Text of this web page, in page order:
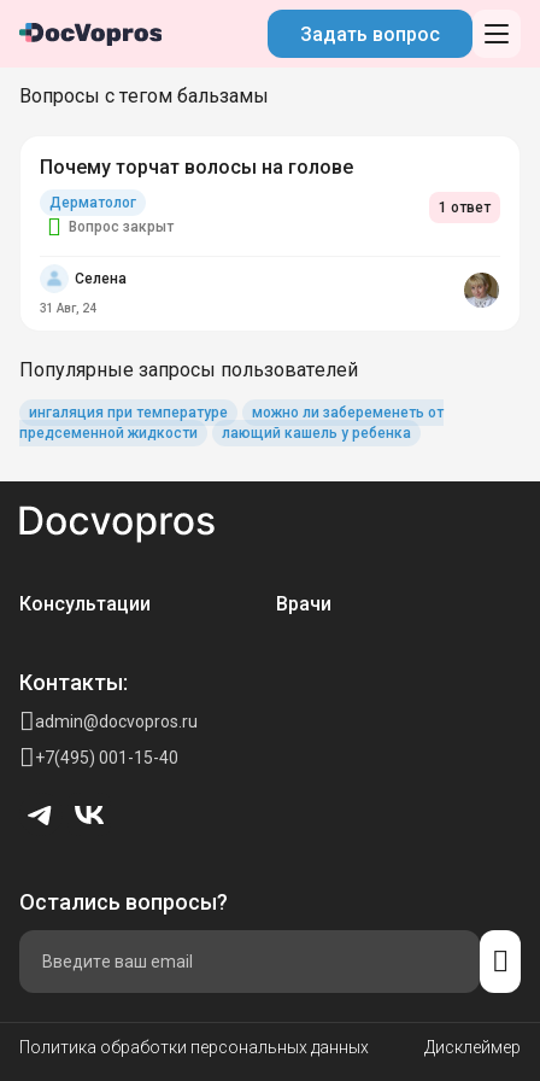
Задать вопрос
Вопросы с тегом бальзамы
Почему торчат волосы на голове
Дерматолог
Вопрос закрыт
1 ответ
Селена
31 Авг, 24
Популярные запросы пользователей
ингаляция при температуре
можно ли забеременеть от
предсеменной жидкости
лающий кашель у ребенка
Консультации Врачи
Контакты:
admin@docvopros.ru
+7(495) 001-15-40
Остались вопросы?
Политика обработки персональных данных Дисклеймер